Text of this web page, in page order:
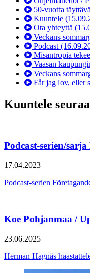
50-vuotta
Kuuntele
Ota yhteyttä
Veckans
Podcast
Misantropia
Vaasan
Veckans
Får jag lov, eller
Kuuntele
Podcast-serien/
17.04.2023
Podcast-serien
Koe Pohjanmaa /
23.06.2025
Herman Hagnäs